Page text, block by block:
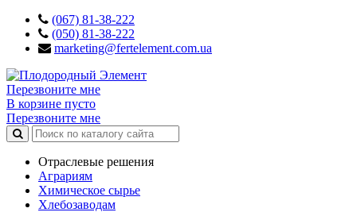
(067) 81-38-222
(050) 81-38-222
marketing@fertelement.com.ua
Перезвоните мне
В корзине пусто
Перезвоните мне
Отраслевые решения
Аграриям
Химическое сырье
Хлебозаводам